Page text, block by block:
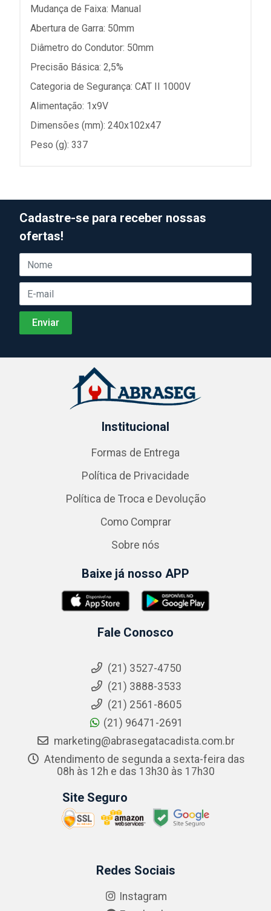
Mudança de Faixa: Manual
Abertura de Garra: 50mm
Diâmetro do Condutor: 50mm
Precisão Básica: 2,5%
Categoria de Segurança: CAT II 1000V
Alimentação: 1x9V
Dimensões (mm): 240x102x47
Peso (g): 337
Cadastre-se para receber nossas
ofertas!
Institucional
Formas de Entrega
Política de Privacidade
Política de Troca e Devolução
Como Comprar
Sobre nós
Baixe já nosso APP
Fale Conosco
(21) 3527-4750
(21) 3888-3533
(21) 2561-8605
(21) 96471-2691
marketing@abrasegatacadista.com.br
Atendimento de segunda a sexta-feira das
08h às 12h e das 13h30 às 17h30
Site Seguro
Redes Sociais
Instagram